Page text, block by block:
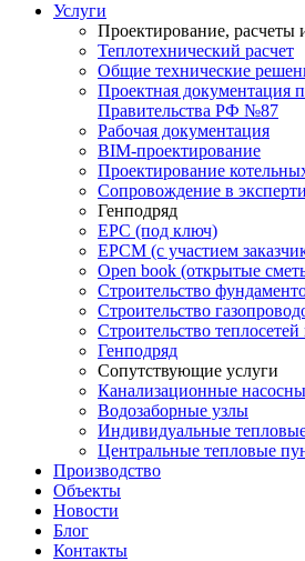
Услуги
Проектирование, расчеты
Теплотехнический расчет
Общие технические
Проектная документация
Правительства РФ №87
Рабочая документация
BIM-проектирование
Проектирование
Сопровождение в
Генподряд
EPC (под ключ)
EPCM (с участием
Open book (открытые
Строительство
Строительство
Строительство
Генподряд
Сопутствующие услуги
Канализационные
Водозаборные узлы
Индивидуальные
Центральные тепловые
Производство
Объекты
Новости
Блог
Контакты